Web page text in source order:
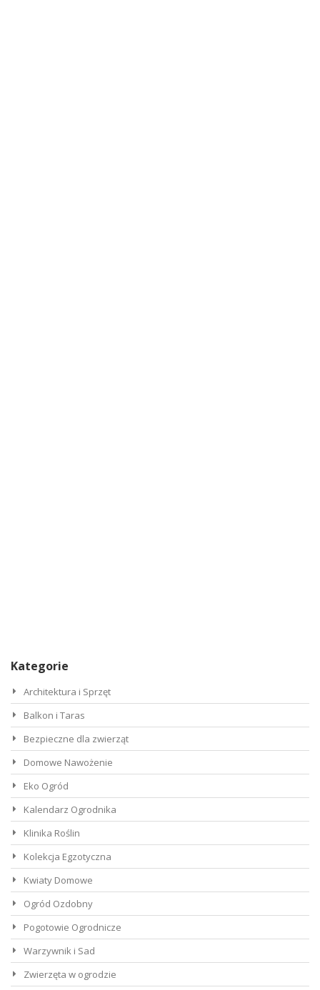
Kategorie
Architektura i Sprzęt
Balkon i Taras
Bezpieczne dla zwierząt
Domowe Nawożenie
Eko Ogród
Kalendarz Ogrodnika
Klinika Roślin
Kolekcja Egzotyczna
Kwiaty Domowe
Ogród Ozdobny
Pogotowie Ogrodnicze
Warzywnik i Sad
Zwierzęta w ogrodzie